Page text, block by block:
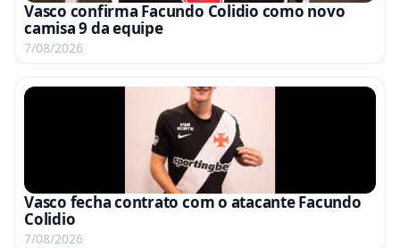
Vasco confirma Facundo Colidio como novo
camisa 9 da equipe
7/08/2026
Vasco fecha contrato com o atacante Facundo
Colidio
7/08/2026